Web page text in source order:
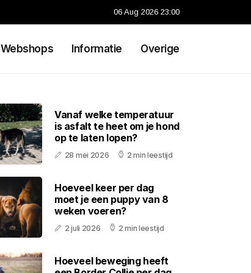
06 Aug 2026 23:00
Webshops Informatie Overige
Vanaf welke temperatuur
is asfalt te heet om je hond
op te laten lopen?
28 mei 2026 2 min leestijd
Hoeveel keer per dag
moet je een puppy van 8
weken voeren?
2 juli 2026 2 min leestijd
Hoeveel beweging heeft